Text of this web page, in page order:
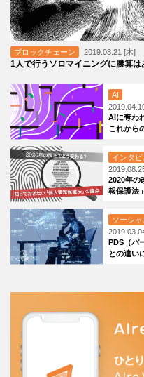
ブロックチェーン 2019.03.21 [木]
1人で行うソロマイニングに勝算
AI
AIに奪わ
これから
インタビ
2020年の
報保護法
ソーシ
PDS（パ
との違い